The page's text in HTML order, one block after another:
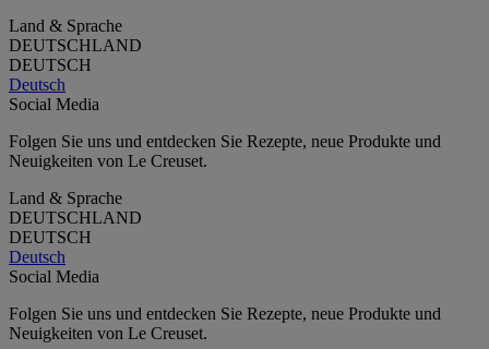
Land & Sprache
DEUTSCHLAND
DEUTSCH
Deutsch
Social Media
Folgen Sie uns und entdecken Sie Rezepte, neue Produkte und
Neuigkeiten von Le Creuset.
Land & Sprache
DEUTSCHLAND
DEUTSCH
Deutsch
Social Media
Folgen Sie uns und entdecken Sie Rezepte, neue Produkte und
Neuigkeiten von Le Creuset.